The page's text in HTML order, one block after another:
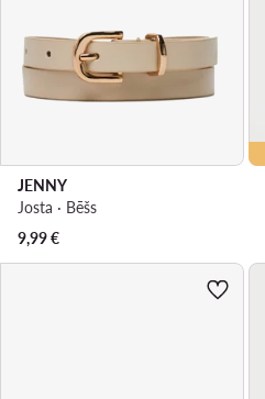
JENNY
Josta · Bēšs
9,99€